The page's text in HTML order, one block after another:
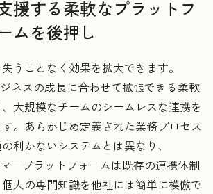
援する柔軟なプラットフ
ムを後押し
うことなく効果を拡大できます。
ネスの成長に合わせて拡張できる柔軟
大規模なチームのシームレスな連携を
。あらかじめ定義された業務プロセス
利かないシステムとは異なり、
ープラットフォームは既存の連携体制
人の専門知識を他社には簡単に模倣で